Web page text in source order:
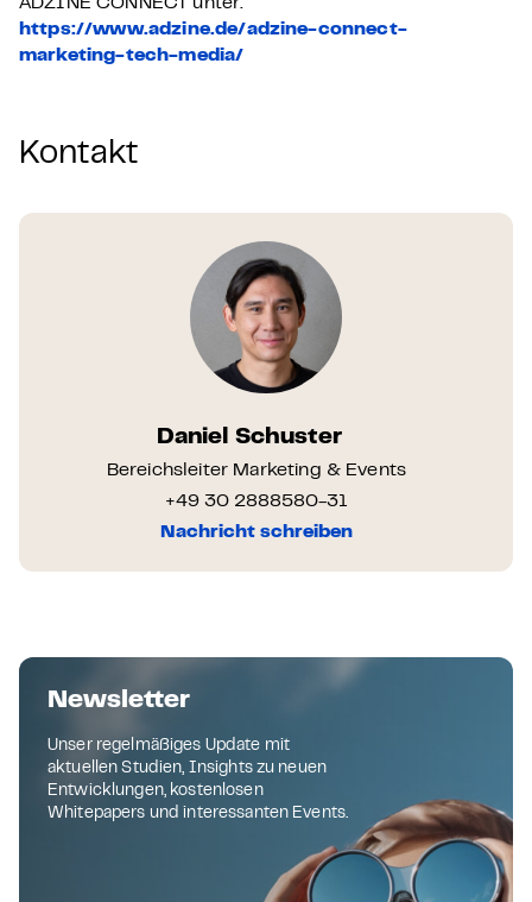
https://www.adzine.de/adzine-connect-
marketing-tech-media/
Kontakt
Daniel Schuster
Bereichsleiter Marketing & Events
+49 30 2888580-31
Nachricht schreiben
Newsletter
Unser regelmäßiges Update mit
aktuellen Studien, Insights zu neuen
Entwicklungen, kostenlosen
Whitepapers und interessanten Events.